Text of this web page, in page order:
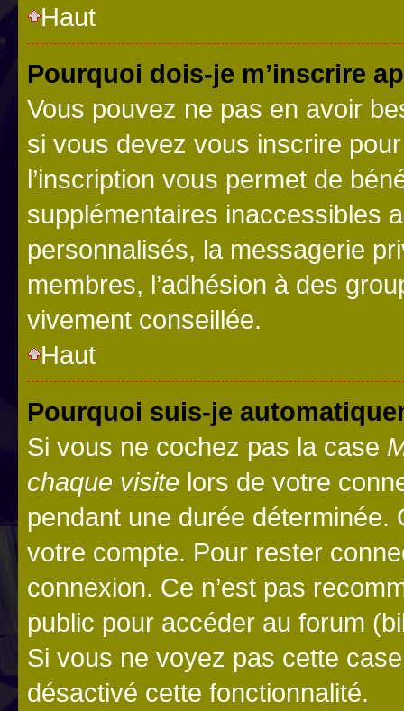
Haut
Pourquoi dois-je m’inscrire
Vous pouvez ne pas en avoir
si vous devez vous inscrire
l’inscription vous permet de
supplémentaires inaccessibles
personnalisés, la messagerie
membres, l’adhésion à des
vivement conseillée.
Haut
Pourquoi suis-je
Si vous ne cochez pas la case
chaque visite lors de votre
pendant une durée déterminée.
votre compte. Pour rester
connexion. Ce n’est pas
public pour accéder au forum
Si vous ne voyez pas cette
désactivé cette fonctionnalité.